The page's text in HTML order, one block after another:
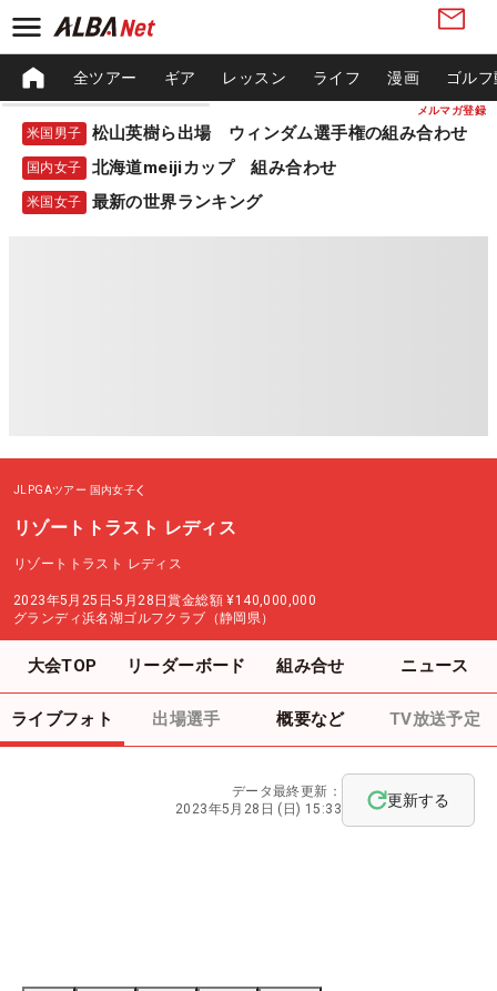
メルマガ登録
全ツアー ギア レッスン ライフ 漫画 ゴル
米国男子 松山英樹ら出場 ウィンダム選手権の組み合わせ
国内女子 北海道meijiカップ 組み合わせ
米国女子 最新の世界ランキング
JLPGAツアー 国内女子
リゾートトラスト レディス
リゾートトラスト レディス
2023年5月25日-5月28日賞金総額 ¥140,000,000
グランディ浜名湖ゴルフクラブ（静岡県）
大会TOP リーダーボード 組み合せ ニュース
ライブフォト 出場選手 概要など TV放送予定
データ最終更新：
2023年5月28日 (日) 15:33
更新する